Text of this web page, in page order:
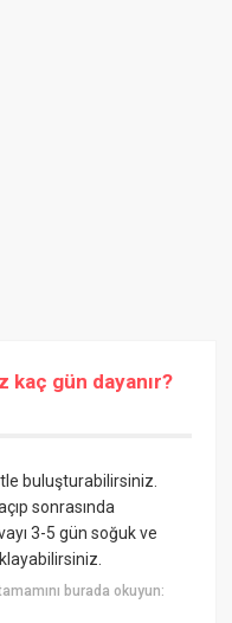
kaç gün dayanır?
buluşturabilirsiniz.
sonrasında
3-5 gün soğuk ve
burada okuyun: